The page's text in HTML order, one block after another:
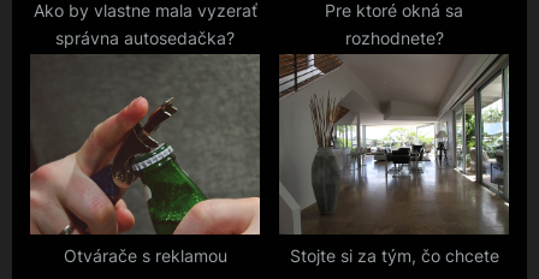
Ako by vlastne mala vyzerať
správna autosedačka?
Pre ktoré okná sa
rozhodnete?
Otvárače s reklamou Stojte si za tým, čo chcete